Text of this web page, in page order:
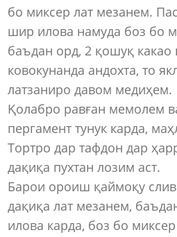
бо миксер лат мезанем.
шир илова намуда боз бо
баъдан орд, 2 қошуқ какао
ковокунанда андохта, то
латзаниро давом медиҳем.
Қолабро равған мемолем
пергамент тунук карда,
Тортро дар тафдон дар
дақиқа пухтан лозим аст.
Барои ороиш қаймоқу
дақиқа лат мезанем,
илова карда, боз бо